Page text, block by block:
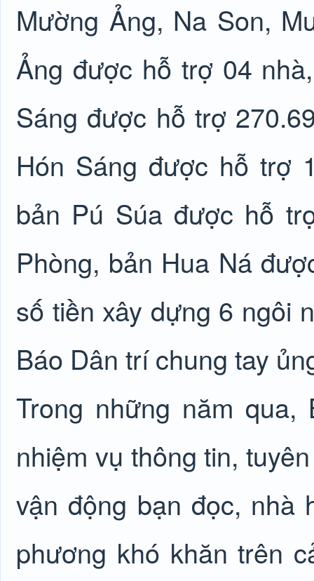
Mường Ảng, Na Son,
Ảng được hỗ trợ 04
Sáng được hỗ trợ
Hón Sáng được hỗ trợ
bản Pú Súa được hỗ
Phòng, bản Hua Ná
số tiền xây dựng 6 ngôi
Báo Dân trí chung tay
Trong những năm
nhiệm vụ thông tin,
vận động bạn đọc, nhà
phương khó khăn trên